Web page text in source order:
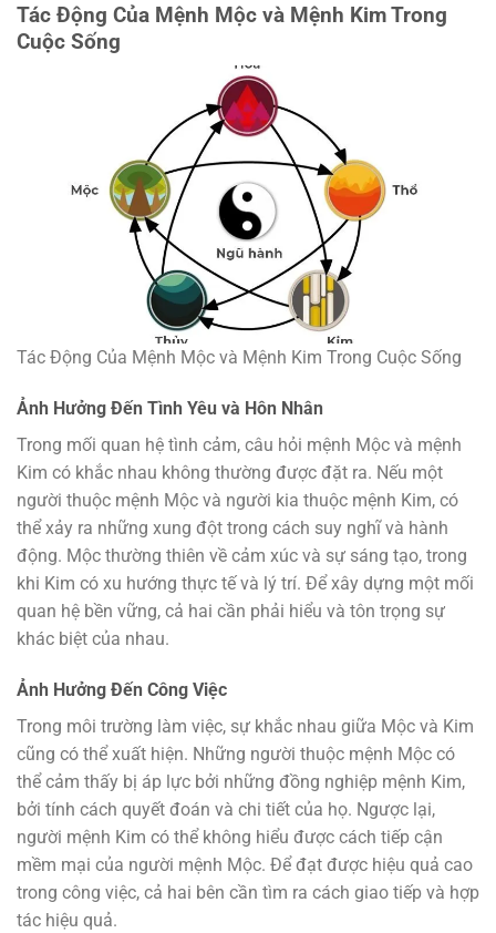
Tác Động Của Mệnh Mộc và Mệnh Kim Trong
Cuộc Sống
Tác Động Của Mệnh Mộc và Mệnh Kim Trong Cuộc Sống
Ảnh Hưởng Đến Tình Yêu và Hôn Nhân
Trong mối quan hệ tình cảm, câu hỏi mệnh Mộc và mệnh
Kim có khắc nhau không thường được đặt ra. Nếu một
người thuộc mệnh Mộc và người kia thuộc mệnh Kim, có
thể xảy ra những xung đột trong cách suy nghĩ và hành
động. Mộc thường thiên về cảm xúc và sự sáng tạo, trong
khi Kim có xu hướng thực tế và lý trí. Để xây dựng một mối
quan hệ bền vững, cả hai cần phải hiểu và tôn trọng sự
khác biệt của nhau.
Ảnh Hưởng Đến Công Việc
Trong môi trường làm việc, sự khắc nhau giữa Mộc và Kim
cũng có thể xuất hiện. Những người thuộc mệnh Mộc có
thể cảm thấy bị áp lực bởi những đồng nghiệp mệnh Kim,
bởi tính cách quyết đoán và chi tiết của họ. Ngược lại,
người mệnh Kim có thể không hiểu được cách tiếp cận
mềm mại của người mệnh Mộc. Để đạt được hiệu quả cao
trong công việc, cả hai bên cần tìm ra cách giao tiếp và hợp
tác hiệu quả.